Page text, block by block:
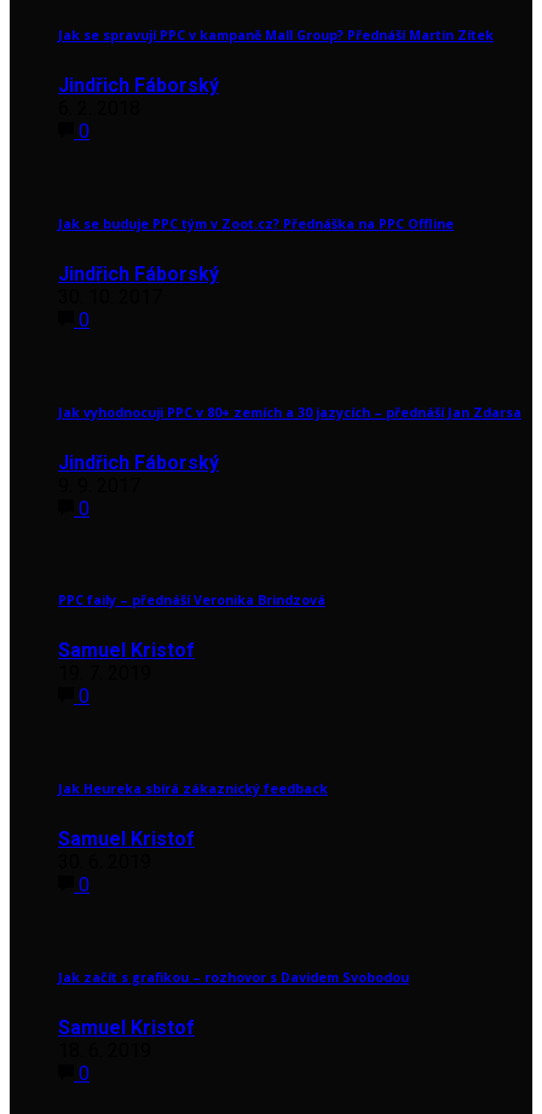
Jak se spravují PPC v kampaně Mall Group? Přednáší Martin Zítek
Jindřich Fáborský
0
Jak se buduje PPC tým v Zoot.cz? Přednáška na PPC Offline
Jindřich Fáborský
0
Jak vyhodnocuji PPC v 80+ zemích a 30 jazycích – přednáší Jan Zdarsa
Jindřich Fáborský
0
PPC faily – přednáší Veronika Brindzová
Samuel Kristof
0
Jak Heureka sbírá zákaznický feedback
Samuel Kristof
0
Jak začít s grafikou – rozhovor s Davidem Svobodou
Samuel Kristof
0